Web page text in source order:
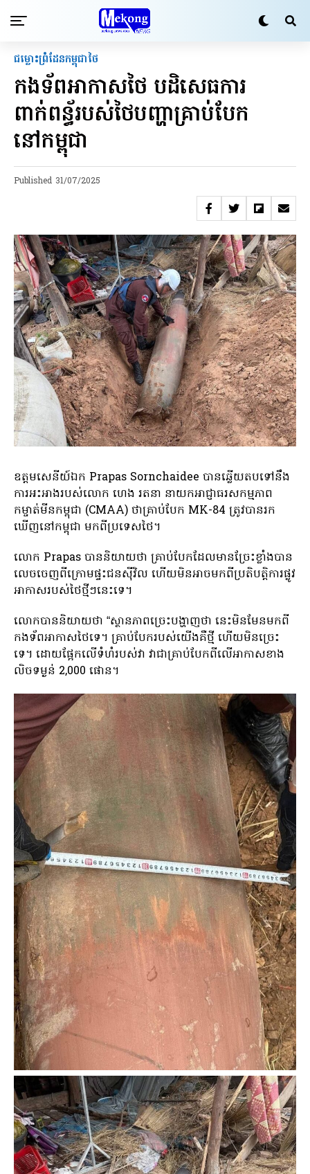
ជម្លោះព្រំដែនកម្ពុជាថៃ
កងទ័ពអាកាសថៃ បដិសេធការ
ពាក់ពន្ធ័របស់ថៃបញ្ហាគ្រាប់បែក
នៅកម្ពុជា
Published 31/07/2025
ឧត្តមសេនីយ៍ឯក Prapas Sornchaidee បានឆ្លើយតបទៅនឹង
ការអះអាងរបស់លោក ហេង រតនា នាយកអាជ្ញាធរសកម្មភាព
កម្ចាត់មីនកម្ពុជា (CMAA) ថាគ្រាប់បែក MK-84 ត្រូវបានរក
ឃើញនៅកម្ពុជា មកពីប្រទេសថៃ។
លោក Prapas បាន​និយាយ​ថា គ្រាប់បែក​ដែល​មាន​ច្រែះ​ខ្លាំង​បាន​
លេច​ចេញ​ពី​ក្រោម​ផ្ទះ​ជន​ស៊ីវិល ហើយ​មិន​អាច​មក​ពី​ប្រតិបត្តិការ​ផ្លូវ​
អាកាស​របស់​ថៃ​ថ្មីៗ​នេះ​ទេ។
លោកបាននិយាយថា “ស្ថានភាពច្រេះបង្ហាញថា នេះមិនមែនមកពី
កងទ័ពអាកាសថៃទេ។ គ្រាប់បែករបស់យើងគឺថ្មី ហើយមិនច្រេះ
ទេ។ ដោយផ្អែកលើទំហំរបស់វា វាជាគ្រាប់បែកពីលើអាកាសខាង
លិចទម្ងន់ 2,000 ផោន។